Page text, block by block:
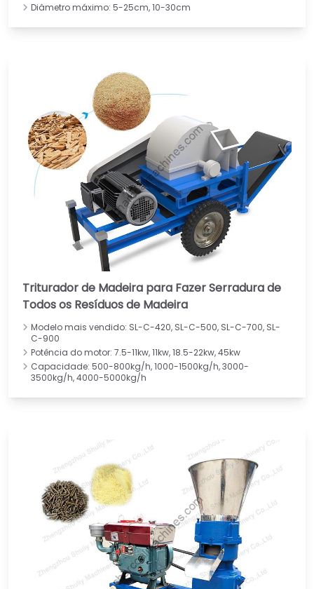
Diâmetro máximo: 5-25cm, 10-30cm
Triturador de Madeira para Fazer Serradura de
Todos os Resíduos de Madeira
Modelo mais vendido: SL-C-420, SL-C-500, SL-C-700, SL-
C-900
Potência do motor: 7.5-11kw, 11kw, 18.5-22kw, 45kw
Capacidade: 500-800kg/h, 1000-1500kg/h, 3000-
3500kg/h, 4000-5000kg/h